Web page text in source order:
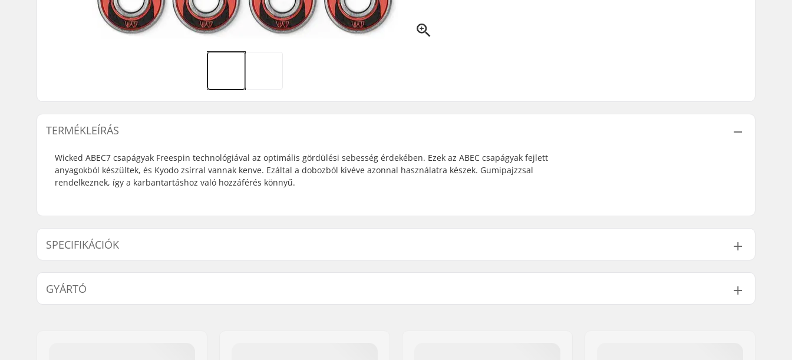
TERMÉKLEÍRÁS
Wicked ABEC7 csapágyak Freespin technológiával az optimális gördülési sebesség érdekében. Ezek az ABEC csapágyak fejlett
anyagokból készültek, és Kyodo zsírral vannak kenve. Ezáltal a dobozból kivéve azonnal használatra készek. Gumipajzzsal
rendelkeznek, így a karbantartáshoz való hozzáférés könnyű.
SPECIFIKÁCIÓK
Csapágy precízió:
ABEC-7
Csapágy típusa:
Zsírozás/Olajozás:
Zsír
Távtartók:
Nem tartalmazza
Porvédő:
Igen
GYÁRTÓ